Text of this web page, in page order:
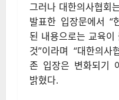
된 내용으로는 교육이
것”이라며 “대한의사
존 입장은 변화되기
밝혔다.
의사협회는 “정부는 의